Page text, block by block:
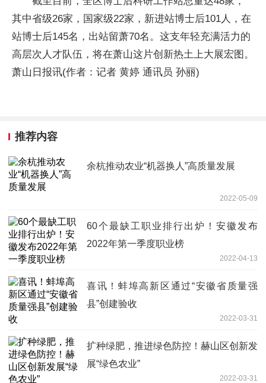
其中省级26家， 国家级22家，新进站博士后101人，在
站博士后145名，出站留萧70名。这支年轻充满活力的
高层次人才队伍，将在萧山这片创新热土上大展宏图。
萧山日报讯(作者：记者 黄婷 通讯员 孙丽)
推荐内容
余杭推动农业“机器换人”高质量发展
2022-05-09
60个最缺工职业排行出炉！安徽发布
2022年第一季度职业榜
2022-04-13
喜讯！蚌埠高新区通过“安徽省质量强
县”创建验收
2022-03-31
扩种绿肥，推进绿色防控！赫山区创新发
展“绿色农业”
2022-03-31